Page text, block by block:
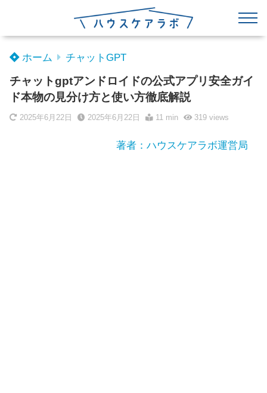
ホーム チャットGPT
チャットgptアンドロイドの公式アプリ安全ガイ
ド本物の見分け方と使い方徹底解説
2025年6月22日 2025年6月22日 11 min 319views
著者：ハウスケアラボ運営局